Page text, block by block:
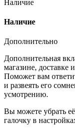
Наличие
Наличие
Дополнительно
Дополнительная
магазине, доставке
Поможет вам
и развеять его
усмотрению.
Вы можете убрать
галочку в